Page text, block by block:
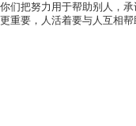
们把努力用于帮助别人，
重要，人活着要与人互相帮